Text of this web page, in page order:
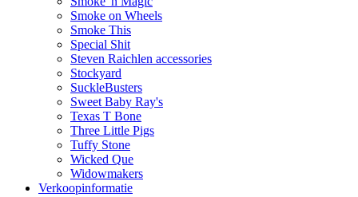
Smoke on Wheels
Smoke This
Special Shit
Steven Raichlen accessories
Stockyard
SuckleBusters
Sweet Baby Ray's
Texas T Bone
Three Little Pigs
Tuffy Stone
Wicked Que
Widowmakers
Verkoopinformatie